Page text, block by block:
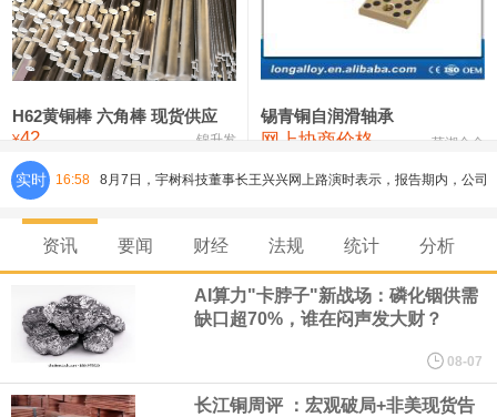
铸造铝合金锭(ZLD104) 24,300—24,500 24,400
压铸锌合金锭 26,500—26,700
氯化镍 38,300—40,300 39,300 0
H62黄铜棒 六角棒 现货供应
¥42 锦升发
锡青铜自润滑轴承
网上协商价格 芜湖合金
实时 16:58 8月7日，宇树科技董事长王兴兴网上路演时表示，报告期内，公司
研发费用金额分别为4,995.18万元、7,001.70万元、14,496.56万
元，最近3年复合增长率达70.36%，呈快速增长趋势，并形成多项
核心技术和知识产权。截至2026年1月31日，公司拥有262项专利权
（含境内发明专利20项）。
资讯 要闻 财经 法规 统计 分析
AI算力"卡脖子"新战场：磷化铟供需
缺口超70%，谁在闷声发大财？
08-07
长江铜周评 ：宏观破局+非美现货告